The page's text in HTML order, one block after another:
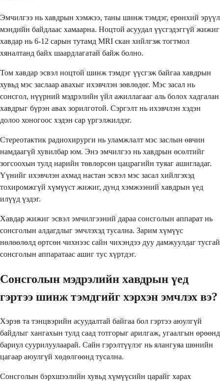
Эмчилгээ нь хавдрын хэмжээ, таны шинж тэмдэг, ерөнхий эрүүл
мэндийн байдлаас хамаарна. Ноцтой асуудал үүсгэдэггүй жижиг
хавдар нь 6-12 сарын тутамд MRI скан хийлгэж тогтмол
хяналтанд байх шаардлагатай байж болно.
Том хавдар эсвэл ноцтой шинж тэмдэг үүсгэж байгаа хавдрын
хувьд мэс заслаар авахыг ихэвчлэн зөвлөдөг. Мэс засал нь
сонсгол, нүүрний мэдрэлийн үйл ажиллагааг аль болох хадгалан
хавдрыг бүрэн авах зорилготой. Сэргэлт нь ихэвчлэн хэдэн
долоо хоногоос хэдэн сар үргэлжилдэг.
Стереотактик радиохирурги нь уламжлалт мэс заслын өвчин
намдаагүй хувилбар юм. Энэ эмчилгээ нь хавдрын өсөлтийг
зогсоохын тулд нарийн төвлөрсөн цацрагийн туяаг ашигладаг.
Үүнийг ихэвчлэн ахмад настан эсвэл мэс засал хийлгэхэд
тохиромжгүй хүмүүст жижиг, дунд хэмжээний хавдрын үед
илүүд үздэг.
Хавдар жижиг эсвэл эмчилгээний дараа сонсголын аппарат нь
сонсголын алдагдлыг эмчлэхэд тусална. Зарим хүмүүс
нөлөөлөлд өртсөн чихнээс сайн чихэндээ дуу дамжуулдаг тусгай
сонсголын аппаратаас ашиг тус хүртдэг.
Сонсголын мэдрэлийн хавдрын үед
гэртээ шинж тэмдгийг хэрхэн эмчлэх вэ?
Хэрэв та тэнцвэрийн асуудалтай байгаа бол гэртээ аюулгүй
байдлыг хангахын тулд саад тотгорыг арилгаж, угаалгын өрөөнд
бариул суурилуулаарай. Сайн гэрэлтүүлэг нь ялангуяа шөнийн
цагаар аюулгүй хөдөлгөөнд тусална.
Сонсголын бэрхшээлийн хувьд хүмүүсийн царайг харах